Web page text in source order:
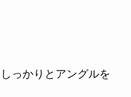
っかりとアングルを